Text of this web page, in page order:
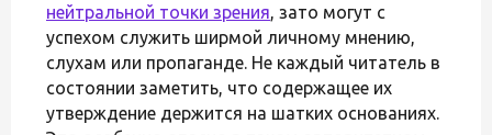
нейтральной точки зрения, зато могут с
успехом служить ширмой личному мнению,
слухам или пропаганде. Не каждый читатель в
состоянии заметить, что содержащее их
утверждение держится на шатких основаниях.